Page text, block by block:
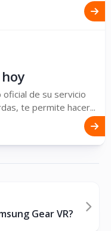
oficial de su servicio
te permite hacer...
Gear VR?